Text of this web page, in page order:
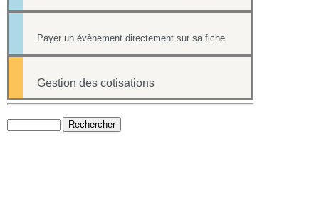
Payer un évènement directement sur sa fiche
Gestion des cotisations